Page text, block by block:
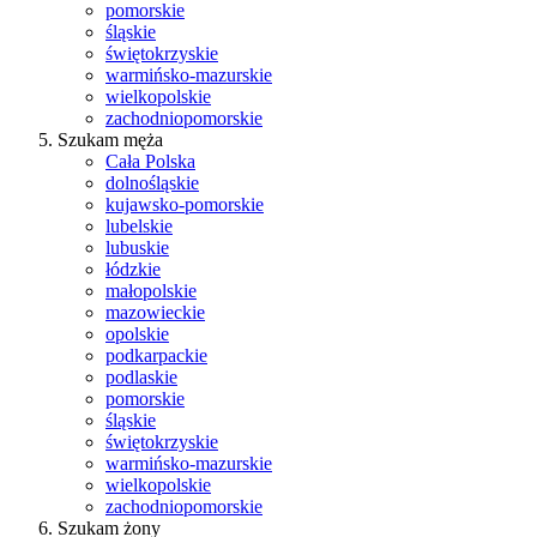
pomorskie
śląskie
świętokrzyskie
warmińsko-mazurskie
wielkopolskie
zachodniopomorskie
Szukam męża
Cała Polska
dolnośląskie
kujawsko-pomorskie
lubelskie
lubuskie
łódzkie
małopolskie
mazowieckie
opolskie
podkarpackie
podlaskie
pomorskie
śląskie
świętokrzyskie
warmińsko-mazurskie
wielkopolskie
zachodniopomorskie
Szukam żony